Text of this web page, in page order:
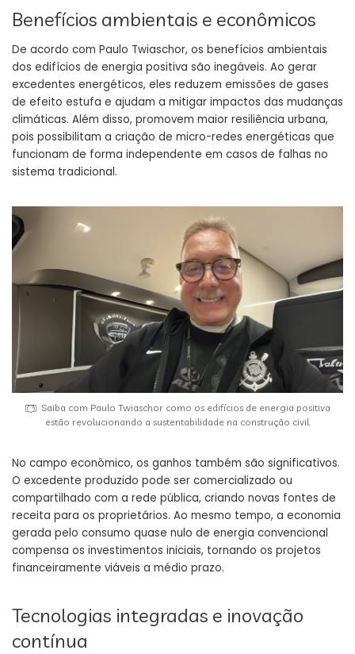
Benefícios ambientais e econômicos
De acordo com Paulo Twiaschor, os benefícios ambientais
dos edifícios de energia positiva são inegáveis. Ao gerar
excedentes energéticos, eles reduzem emissões de gases
de efeito estufa e ajudam a mitigar impactos das mudanças
climáticas. Além disso, promovem maior resiliência urbana,
pois possibilitam a criação de micro-redes energéticas que
funcionam de forma independente em casos de falhas no
sistema tradicional.
Saiba com Paulo Twiaschor como os edifícios de energia positiva
estão revolucionando a sustentabilidade na construção civil.
No campo econômico, os ganhos também são significativos.
O excedente produzido pode ser comercializado ou
compartilhado com a rede pública, criando novas fontes de
receita para os proprietários. Ao mesmo tempo, a economia
gerada pelo consumo quase nulo de energia convencional
compensa os investimentos iniciais, tornando os projetos
financeiramente viáveis a médio prazo.
Tecnologias integradas e inovação
contínua